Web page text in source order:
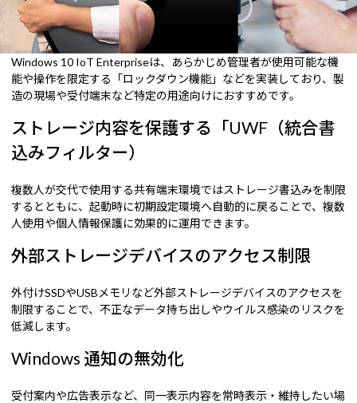
Windows 10 IoT Enterpriseは、あらかじめ管理者が使用可能な機
能や操作を限定する「ロックダウン機能」などを実装しており、製
造の現場や受付端末など特定の用途向けにおすすめです。
ストレージ内容を保護する「UWF（統合書
込みフィルター）
複数人が交代で使用する共有端末環境ではストレージ書込みを制限
するとともに、起動時に初期設定環境へ自動的に戻ることで、複数
人使用や個人情報保護に効果的に運用できます。
外部ストレージデバイスのアクセス制限
外付けSSDやUSBメモリなど外部ストレージデバイスのアクセスを
制限することで、不正なデータ持ち出しやウイルス感染のリスクを
低減します。
Windows 通知の無効化
受付案内や広告表示など、同一表示内容を常時表示・維持したい場